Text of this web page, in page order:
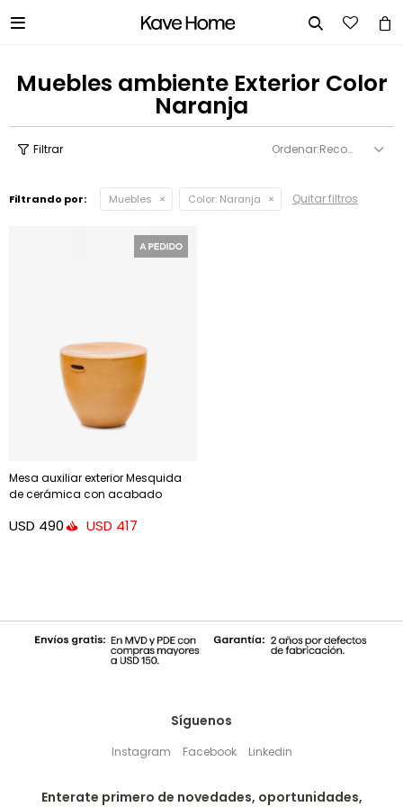
 
Muebles ambiente Exterior Color
Naranja
Recomendados
Filtrando por: Muebles Color: Naranja Quitar filtros
Mesa auxiliar exterior Mesquida
de cerámica con acabado
USD 490 USD 417
Síguenos
Instagram Facebook Linkedin
Enterate primero de novedades, oportunidades,